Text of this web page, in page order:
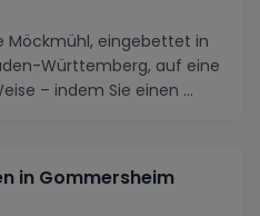
Möckmühl, eingebettet in
Württemberg, auf eine
– indem Sie einen ...
in Gommersheim